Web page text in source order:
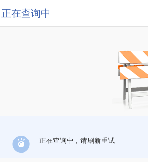
正在查询中
正在查询中，请刷新重试